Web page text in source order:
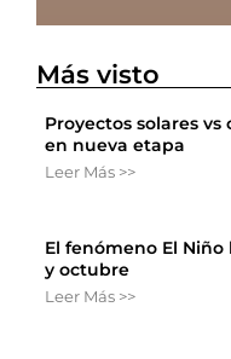
Más visto
Proyectos solares
en nueva etapa
Leer Más >>
El fenómeno El
y octubre
Leer Más >>